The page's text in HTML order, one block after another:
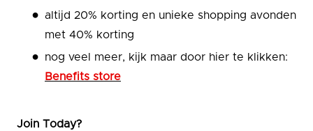
altijd 20% korting en unieke shopping avonden
met 40% korting
nog veel meer, kijk maar door hier te klikken:
Benefits store
Join Today?